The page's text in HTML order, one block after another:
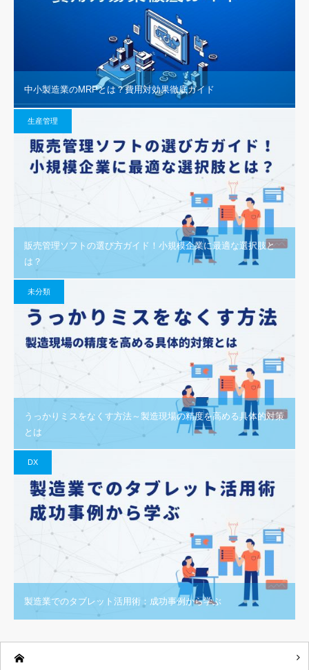
中小製造業のMRPとは？費用対効果徹底ガイド
生産管理
販売管理ソフトの選び方ガイド！小規模企業に最適な選択肢と
は？
未分類
うっかりミスをなくす方法～製造現場の精度を高める具体的対策
とは
DX
製造業でのタブレット活用術：成功事例から学ぶ